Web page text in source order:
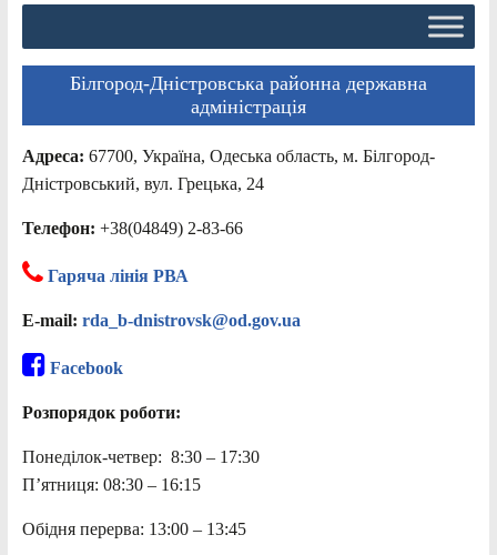
Білгород-Дністровська районна державна
адміністрація
Адреса: 67700, Україна, Одеська область, м. Білгород-
Дністровський, вул. Грецька, 24
Телефон: +38(04849) 2-83-66
Гаряча лінія РВА
E-mail: rda_b-dnistrovsk@od.gov.ua
Facebook
Розпорядок роботи:
Понеділок-четвер: 8:30 – 17:30
П’ятниця: 08:30 – 16:15
Обідня перерва: 13:00 – 13:45